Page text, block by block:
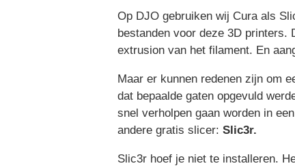
Op DJO gebruiken wij Cura als
bestanden voor deze 3D printers.
extrusion van het filament. En
Maar er kunnen redenen zijn om
dat bepaalde gaten opgevuld
snel verholpen gaan worden in
andere gratis slicer: Slic3r.
Slic3r hoef je niet te installeren.